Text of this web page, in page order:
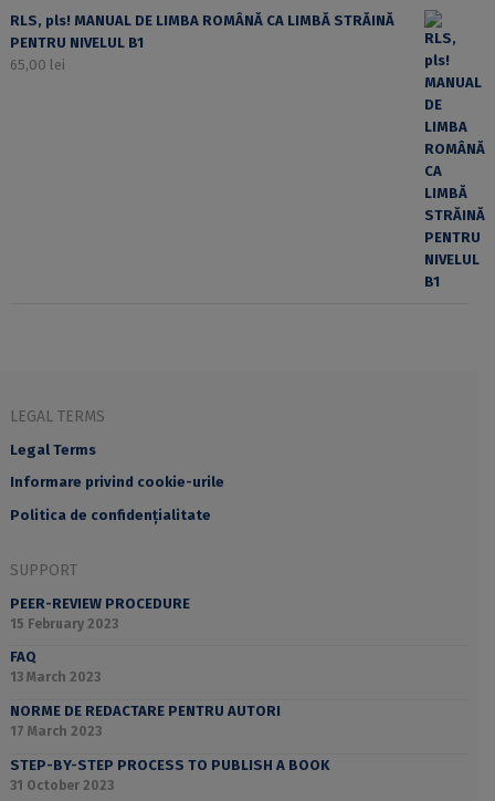
RLS, pls! MANUAL DE LIMBA ROMÂNĂ CA LIMBĂ STRĂINĂ
PENTRU NIVELUL B1
65,00 lei
LEGAL TERMS
Legal Terms
Informare privind cookie-urile
Politica de confidențialitate
SUPPORT
PEER-REVIEW PROCEDURE
15 February 2023
FAQ
13 March 2023
NORME DE REDACTARE PENTRU AUTORI
17 March 2023
STEP-BY-STEP PROCESS TO PUBLISH A BOOK
31 October 2023